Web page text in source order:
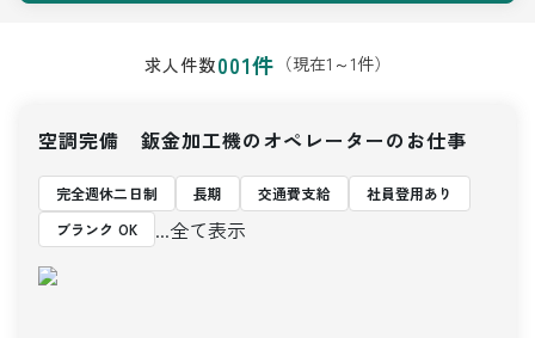
求人件数001件 （現在1 ～1件）
空調完備 鈑金加工機のオペレーターのお仕事
完全週休二日制 長期 交通費支給
社員登用あり
ブランク OK
...全て表示